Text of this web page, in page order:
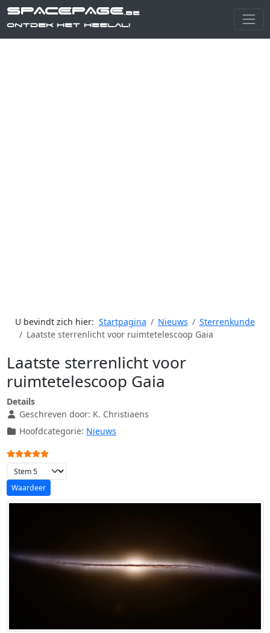
SPACEPAGE.be
Ontdek het heelal!
U bevindt zich hier: Startpagina Nieuws
Sterrenkunde
Laatste sterrenlicht voor ruimtetelescoop Gaia
Laatste sterrenlicht voor
ruimtetelescoop Gaia
Details
Geschreven door: K. Christiaens
Hoofdcategorie: Nieuws
Gebruikerswaardering:
Voeg waardering toe